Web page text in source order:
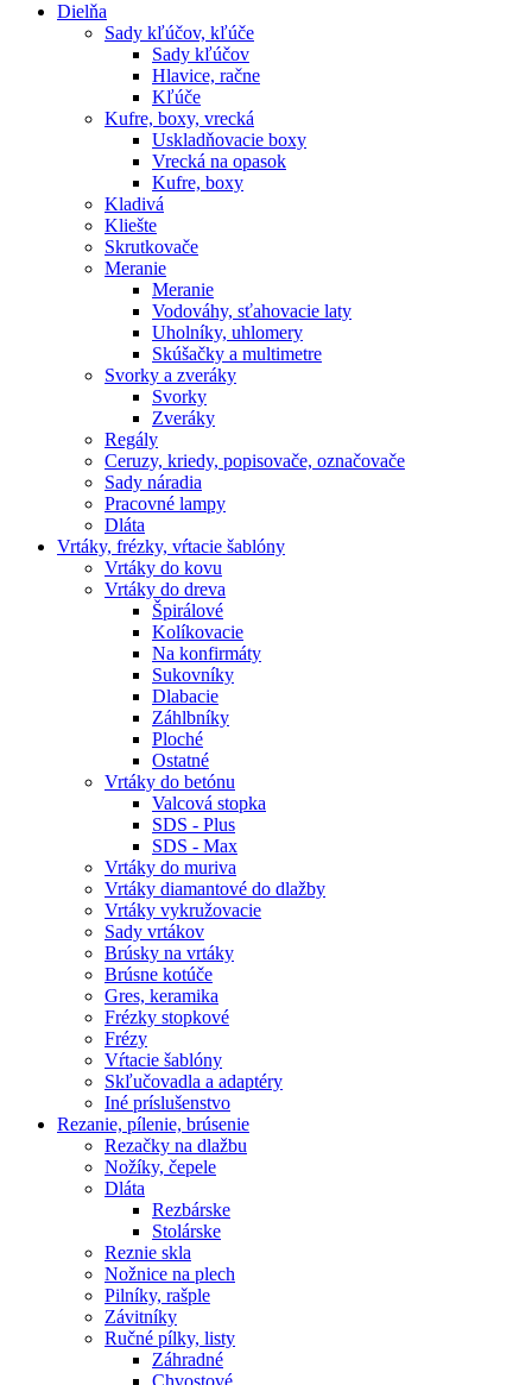
Dielňa
Sady kľúčov, kľúče
Sady kľúčov
Hlavice, račne
Kľúče
Kufre, boxy, vrecká
Uskladňovacie boxy
Vrecká na opasok
Kufre, boxy
Kladivá
Kliešte
Skrutkovače
Meranie
Meranie
Vodováhy, sťahovacie laty
Uholníky, uhlomery
Skúšačky a multimetre
Svorky a zveráky
Svorky
Zveráky
Regály
Ceruzy, kriedy, popisovače, označovače
Sady náradia
Pracovné lampy
Dláta
Vrtáky, frézky, vŕtacie šablóny
Vrtáky do kovu
Vrtáky do dreva
Špirálové
Kolíkovacie
Na konfirmáty
Sukovníky
Dlabacie
Záhlbníky
Ploché
Ostatné
Vrtáky do betónu
Valcová stopka
SDS - Plus
SDS - Max
Vrtáky do muriva
Vrtáky diamantové do dlažby
Vrtáky vykružovacie
Sady vrtákov
Brúsky na vrtáky
Brúsne kotúče
Gres, keramika
Frézky stopkové
Frézy
Vŕtacie šablóny
Skľučovadla a adaptéry
Iné príslušenstvo
Rezanie, pílenie, brúsenie
Rezačky na dlažbu
Nožíky, čepele
Dláta
Rezbárske
Stolárske
Reznie skla
Nožnice na plech
Pilníky, rašple
Závitníky
Ručné pílky, listy
Záhradné
Chvostové